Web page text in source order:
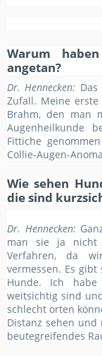
Warum
angetan?
Dr. Hennecken:
Zufall. Meine
Brahm, den man
Augenheilkunde
Fittiche
Collie-Augen-
Wie sehen
die sind
Dr. Hennecken:
man sie ja nicht
Verfahren, da
vermessen. Es
Hunde. Ich
weitsichtig sind
schlecht orten
Distanz sehen
beutegreifendes